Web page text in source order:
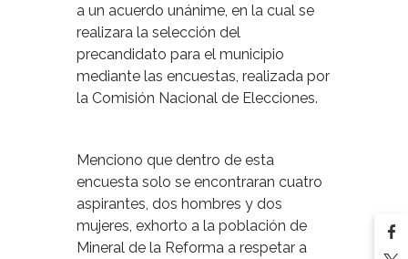
a un acuerdo unánime, en la cual se
realizara la selección del
precandidato para el municipio
mediante las encuestas, realizada por
la Comisión Nacional de Elecciones.
Menciono que dentro de esta
encuesta solo se encontraran cuatro
aspirantes, dos hombres y dos
mujeres, exhorto a la población de
Mineral de la Reforma a respetar a